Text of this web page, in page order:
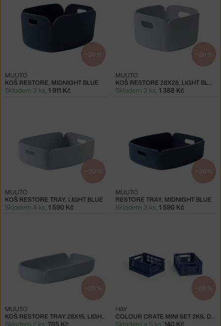
−20 %
KOŠ RESTORE, MIDNIGHT BLUE
MUUTO
Skladem 3 ks, 1 911 Kč
−20 %
KOŠ RESTORE 28X28, LIGHT BLUE
MUUTO
Skladem 3 ks, 1 388 Kč
−20 %
KOŠ RESTORE TRAY, LIGHT BLUE
MUUTO
Skladem 4 ks, 1 590 Kč
−20 %
RESTORE TRAY, MIDNIGHT BLUE
MUUTO
Skladem 3 ks, 1 590 Kč
−20 %
KOŠ RESTORE TRAY 28X15, LIGHT BLUE
MUUTO
Skladem 2 ks 785 Kč
−20 %
COLOUR CRATE MINI SET 2KS, DARK BLUE
HAY
Skladem > 5 ks 140 Kč